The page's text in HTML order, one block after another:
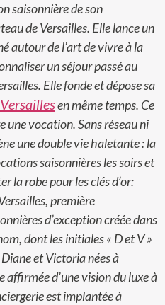
saisonnière de son
de Versailles. Elle lance un
autour de l’art de vivre à la
un séjour passé au
Elle fonde et dépose sa
en même temps. Ce
une vocation. Sans réseau ni
une double vie haletante : la
saisonnières les soirs et
la robe pour les clés d’or:
première
d’exception créée dans
dont les initiales « D et V »
et Victoria nées à
affirmée d’une vision du luxe à
est implantée à